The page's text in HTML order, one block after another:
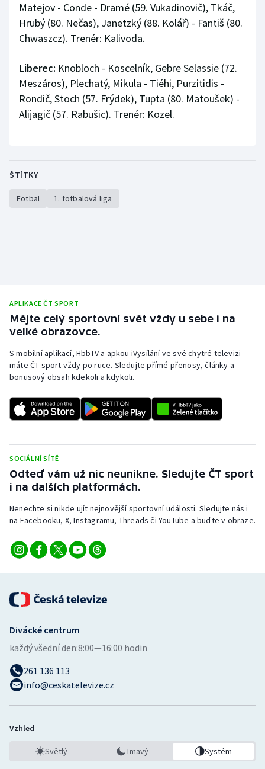
Matejov - Conde - Dramé (59. Vukadinovič), Tkáč,
Hrubý (80. Nečas), Janetzký (88. Kolář) - Fantiš (80.
Chwaszcz). Trenér: Kalivoda.
Liberec: Knobloch - Koscelník, Gebre Selassie (72.
Meszáros), Plechatý, Mikula - Tiéhi, Purzitidis -
Rondič, Stoch (57. Frýdek), Tupta (80. Matoušek) -
Alijagič (57. Rabušic). Trenér: Kozel.
ŠTÍTKY
Fotbal 1. fotbalová liga
APLIKACE ČT SPORT
Mějte celý sportovní svět vždy u sebe i na
velké obrazovce.
S mobilní aplikací, HbbTV a apkou iVysílání ve své chytré televizi
máte ČT sport vždy po ruce. Sledujte přímé přenosy, články a
bonusový obsah kdekoli a kdykoli.
SOCIÁLNÍ SÍTĚ
Odteď vám už nic neunikne. Sledujte ČT sport
i na dalších platformách.
Nenechte si nikde ujít nejnovější sportovní události. Sledujte nás i
na Facebooku, X, Instagramu, Threads či YouTube a buďte v obraze.
Divácké centrum
každý všední den:8:00—16:00 hodin
261 136 113
info@ceskatelevize.cz
Vzhled
Světlý Tmavý Systém